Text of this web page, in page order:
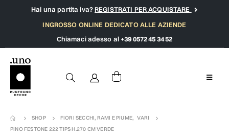
Hai una partita iva?REGISTRATI PER ACQUISTARE
INGROSSO ONLINE DEDICATO ALLE AZIENDE
Chiamaci adesso al +39 0572 45 34 52
SHOP FIORI SECCHI, RAMI E PIUME, VARI
PINO FESTONE 222 TIPS H.270 CM VERDE